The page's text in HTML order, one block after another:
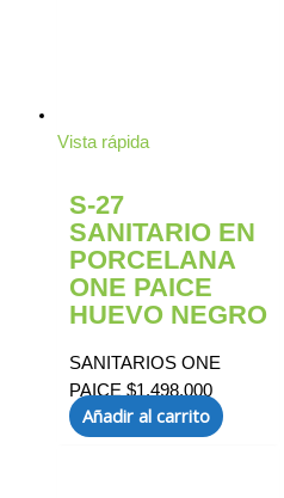
Vista rápida
S-27
SANITARIO EN
PORCELANA
ONE PAICE
HUEVO NEGRO
SANITARIOS ONE
PAICE $1.498.000
Añadir al carrito